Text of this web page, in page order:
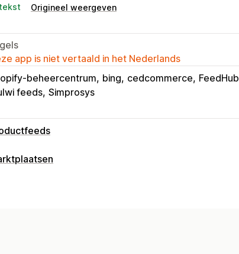
Origineel weergeven
app is niet vertaald in het Nederlands
beheercentrum bing cedcommerce FeedHub
feeds Simprosys
van feeds